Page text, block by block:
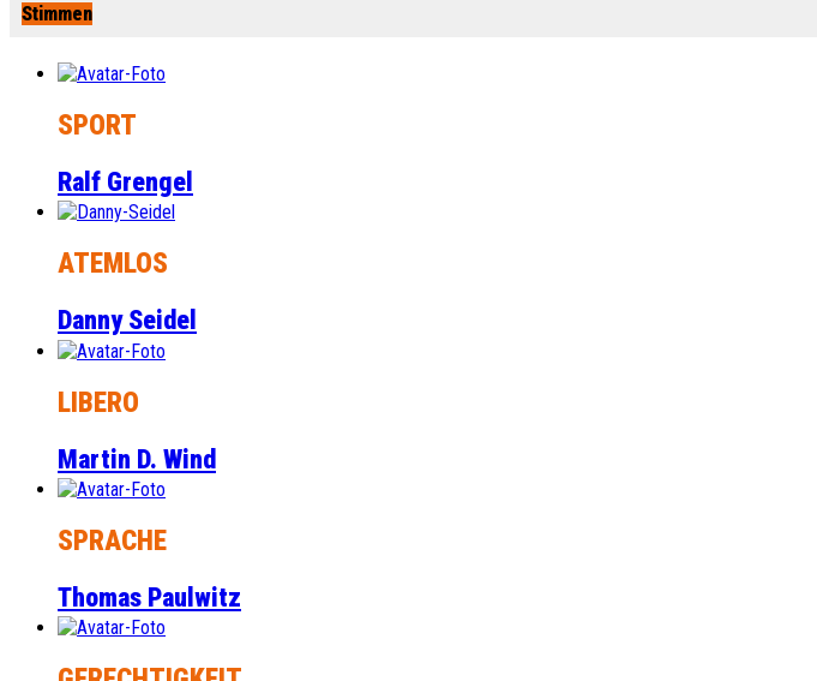
Stimmen
SPORT
Ralf Grengel
ATEMLOS
Danny Seidel
LIBERO
Martin D. Wind
SPRACHE
Thomas Paulwitz